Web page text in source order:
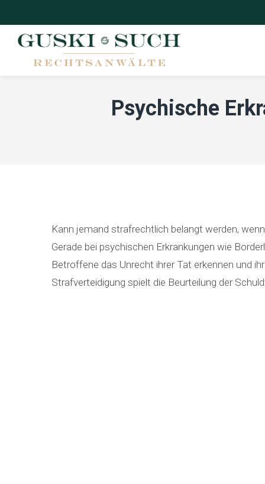
Psychische
Kann jemand strafrechtlich belangt werden,
Gerade bei psychischen Erkrankungen wie
Betroffene das Unrecht ihrer Tat erkennen und
Strafverteidigung spielt die Beurteilung der